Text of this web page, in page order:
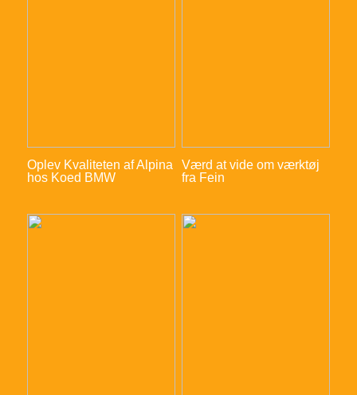
Oplev Kvaliteten af Alpina
hos Koed BMW
Værd at vide om værktøj
fra Fein